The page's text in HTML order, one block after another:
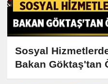
Sosyal
Bakan Göktaş'tan
Açıklamalar!